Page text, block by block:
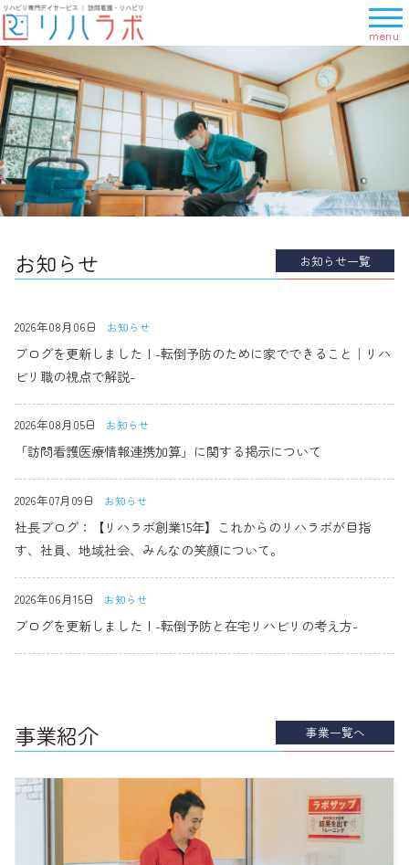
メ
ニ
ュ
ー
を
1
2
3
4
5
前へ
Next
お知らせ お知らせ一覧
2026年08月06日 お知らせ
ブログを更新しました！-転倒予防のために家でできること｜リハ
ビリ職の視点で解説-
2026年08月05日 お知らせ
「訪問看護医療情報連携加算」に関する掲示について
2026年07月09日 お知らせ
社長ブログ：【リハラボ創業15年】これからのリハラボが目指
す、社員、地域社会、みんなの笑顔について。
2026年06月15日 お知らせ
ブログを更新しました！-転倒予防と在宅リハビリの考え方-
事業紹介 事業一覧へ